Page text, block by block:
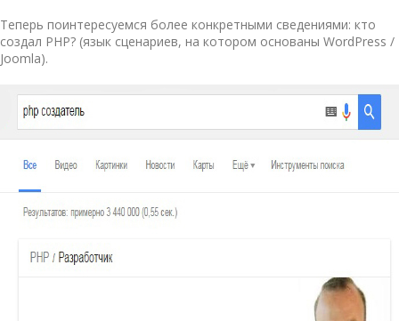
Теперь поинтересуемся более конкретными сведениями: кто
создал PHP? (язык сценариев, на котором основаны WordPress /
Joomla).